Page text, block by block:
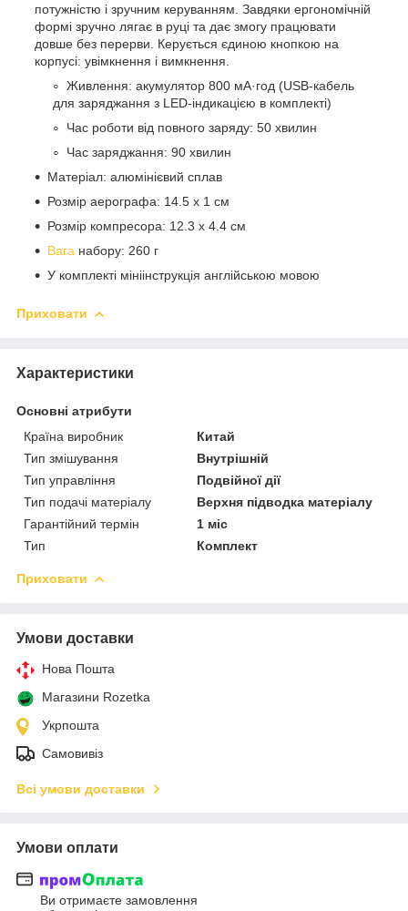
потужністю і зручним керуванням. Завдяки ергономічній
формі зручно лягає в руці та дає змогу працювати
довше без перерви. Керується єдиною кнопкою на
корпусі: увімкнення і вимкнення.
Живлення: акумулятор 800 мА·год (USB-кабель
для заряджання з LED-індикацією в комплекті)
Час роботи від повного заряду: 50 хвилин
Час заряджання: 90 хвилин
Матеріал: алюмінієвий сплав
Розмір аерографа: 14.5 х 1 см
Розмір компресора: 12.3 х 4.4 см
Вага набору: 260 г
У комплекті мініінструкція англійською мовою
Приховати
Характеристики
Основні атрибути
Країна виробник
Китай
Тип змішування
Внутрішній
Тип управління
Подвійної дії
Тип подачі матеріалу
Верхня підводка матеріалу
Гарантійний термін
1 міс
Тип
Комплект
Приховати
Умови доставки
Нова Пошта
Магазини Rozetka
Укрпошта
Самовивіз
Всі умови доставки
Умови оплати
Ви отримаєте замовлення